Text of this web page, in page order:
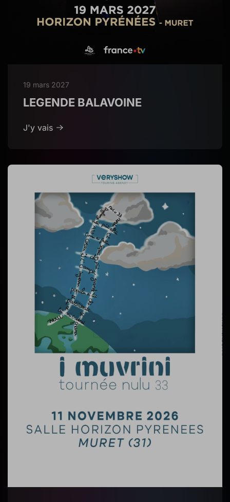
19 mars 2027
LEGENDE BALAVOINE
J'y vais